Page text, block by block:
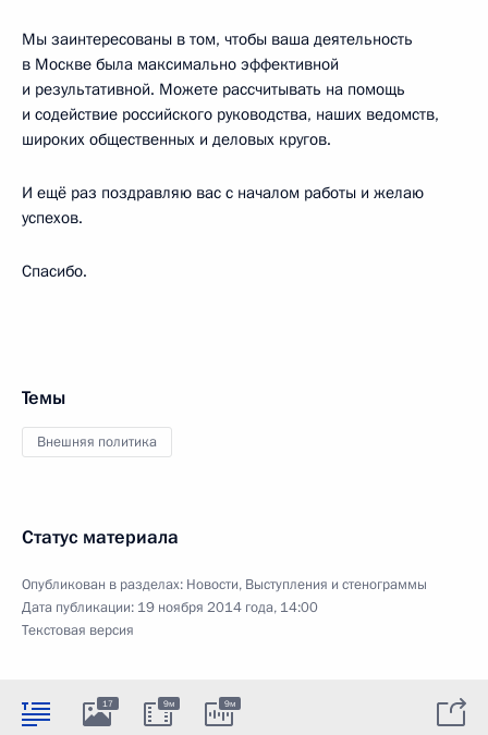
Мы заинтересованы в том, чтобы ваша деятельность
в Москве была максимально эффективной
и результативной. Можете рассчитывать на помощь
и содействие российского руководства, наших ведомств,
широких общественных и деловых кругов.
И ещё раз поздравляю вас с началом работы и желаю
успехов.
Спасибо.
Темы
Внешняя политика
Статус материала
Опубликован в разделах: Новости, Выступления и стенограммы
Дата публикации: 19 ноября 2014 года, 14:00
Текстовая версия
17 9м 9м